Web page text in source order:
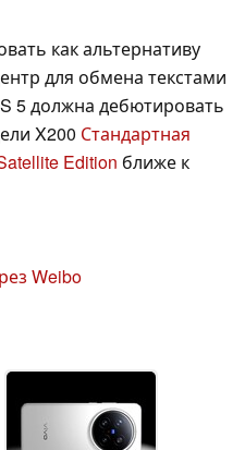
как альтернативу
для обмена текстами
5 должна дебютировать
X200 Стандартная
Edition ближе к
Weibo